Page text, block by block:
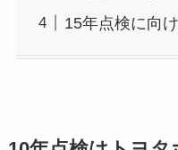
15年点検に向